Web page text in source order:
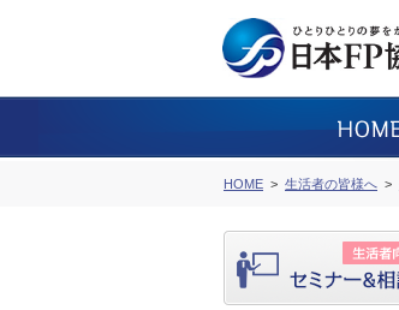
HOME 生活者の皆様へ